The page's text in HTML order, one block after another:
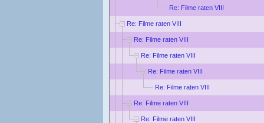
Re: Filme raten VIII
Re: Filme raten VIII
Re: Filme raten VIII
Re: Filme raten VIII
Re: Filme raten VIII
Re: Filme raten VIII
Re: Filme raten VIII
Re: Filme raten VIII